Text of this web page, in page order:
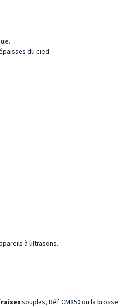
du pied.
à ultrasons.
souples, Réf. CM850 ou la brosse